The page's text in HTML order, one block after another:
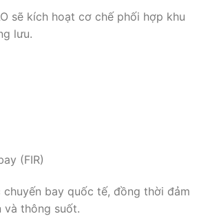
sẽ kích hoạt cơ chế phối hợp khu
lưu.
(FIR)
bay quốc tế, đồng thời đảm
và thông suốt.